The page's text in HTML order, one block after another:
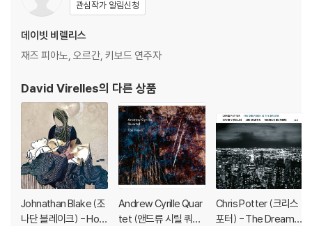
있습니다.
등이 발생할 수 있습니다.
1) 불량으로 인한 반품/교환 요청 시에는 불량 확인을 위해 개봉 시의 동영
상을 요청할 수 있으며, 동영상이 없는 경우 반품/교환이 제한될 수 있습니
관련 사진과 동영상 및 재생 기기 모델명을 첨부하여 첨부하여 고객센터에
문의 바랍니다.
2) LP는 잦은 배송 과정에서 재킷에 손상이 발생할 가능성이 높고 재판매
가 어려우므로 신중한 구매를 부탁드립니다.
관심작가 알림신청
데이빗 비렐리스
재즈 피아노, 오르간, 키보드 연주자
David Virelles의 다른 상품
Johnathan Blake (조
나단 블레이크) - Hom
Andrew Cyrille Quar
tet (앤드류 시릴 쿼텟)
Chris Potter (크리스
포터) - The Dreamer